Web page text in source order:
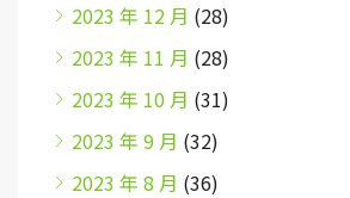
2023 年 12 月 (28)
2023 年 11 月 (28)
2023 年 10 月 (31)
2023 年 9 月 (32)
2023 年 8 月 (36)